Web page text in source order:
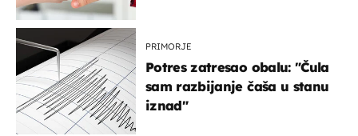
PRIMORJE
Potres zatresao obalu: "Čula
sam razbijanje čaša u stanu
iznad"